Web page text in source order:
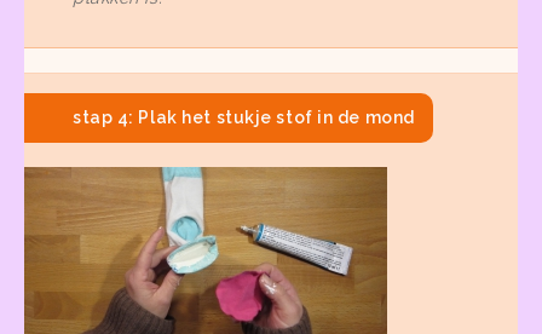
stap 4: Plak het stukje stof in de mond